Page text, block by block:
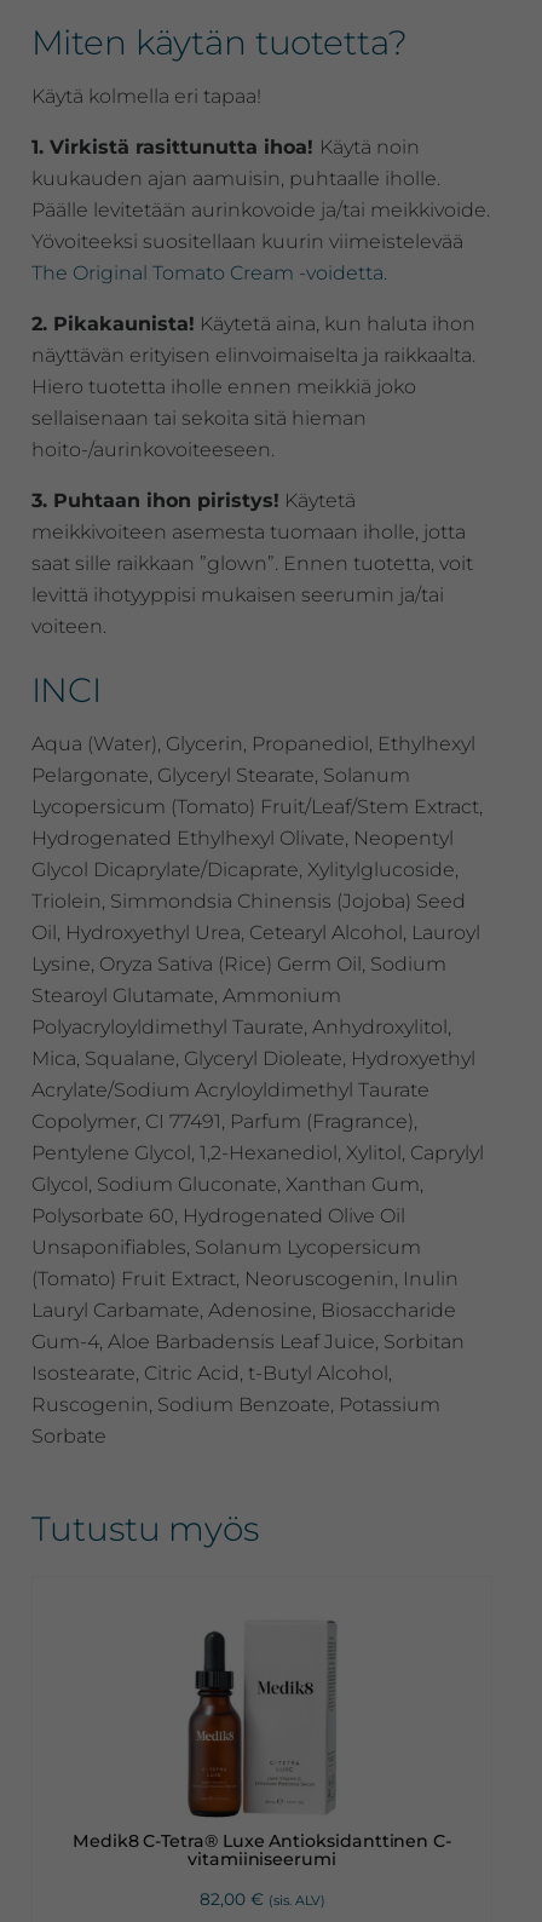
Miten käytän tuotetta?
Käytä kolmella eri tapaa!
1. Virkistä rasittunutta ihoa! Käytä noin
kuukauden ajan aamuisin, puhtaalle iholle.
Päälle levitetään aurinkovoide ja/tai meikkivoide.
Yövoiteeksi suositellaan kuurin viimeistelevää
The Original Tomato Cream -voidetta.
2. Pikakaunista! Käytetä aina, kun haluta ihon
näyttävän erityisen elinvoimaiselta ja raikkaalta.
Hiero tuotetta iholle ennen meikkiä joko
sellaisenaan tai sekoita sitä hieman
hoito-/aurinkovoiteeseen.
3. Puhtaan ihon piristys! Käytetä
meikkivoiteen asemesta tuomaan iholle, jotta
saat sille raikkaan ”glown”. Ennen tuotetta, voit
levittä ihotyyppisi mukaisen seerumin ja/tai
voiteen.
INCI
Aqua (Water), Glycerin, Propanediol, Ethylhexyl
Pelargonate, Glyceryl Stearate, Solanum
Lycopersicum (Tomato) Fruit/Leaf/Stem Extract,
Hydrogenated Ethylhexyl Olivate, Neopentyl
Glycol Dicaprylate/Dicaprate, Xylitylglucoside,
Triolein, Simmondsia Chinensis (Jojoba) Seed
Oil, Hydroxyethyl Urea, Cetearyl Alcohol, Lauroyl
Lysine, Oryza Sativa (Rice) Germ Oil, Sodium
Stearoyl Glutamate, Ammonium
Polyacryloyldimethyl Taurate, Anhydroxylitol,
Mica, Squalane, Glyceryl Dioleate, Hydroxyethyl
Acrylate/Sodium Acryloyldimethyl Taurate
Copolymer, CI 77491, Parfum (Fragrance),
Pentylene Glycol, 1,2-Hexanediol, Xylitol, Caprylyl
Glycol, Sodium Gluconate, Xanthan Gum,
Polysorbate 60, Hydrogenated Olive Oil
Unsaponifiables, Solanum Lycopersicum
(Tomato) Fruit Extract, Neoruscogenin, Inulin
Lauryl Carbamate, Adenosine, Biosaccharide
Gum-4, Aloe Barbadensis Leaf Juice, Sorbitan
Isostearate, Citric Acid, t-Butyl Alcohol,
Ruscogenin, Sodium Benzoate, Potassium
Sorbate
Tutustu myös
Medik8 C-Tetra® Luxe Antioksidanttinen C-
vitamiiniseerumi
82,00 € (sis. ALV)